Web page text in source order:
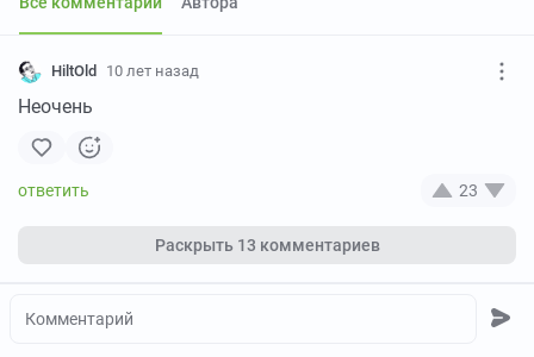
HiltOld 10 лет назад
Неочень
23
Раскрыть 13 комментариев